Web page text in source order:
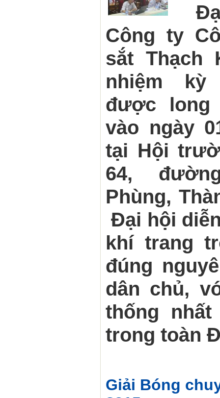
Công ty
sắt Thạch
nhiệm kỳ
được
vào ngày
tại Hội
64,
Phùng,
Đại hội
khí trang
đúng
dân chủ,
thống
trong toàn
Giải Bóng